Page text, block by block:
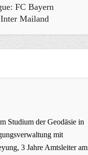
FC Bayern
Mailand
Studium der Geodäsie in
mit
3 Jahre Amtsleiter am